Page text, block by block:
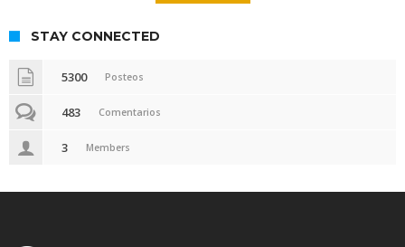
STAY CONNECTED
5300 Posteos
483 Comentarios
3 Members